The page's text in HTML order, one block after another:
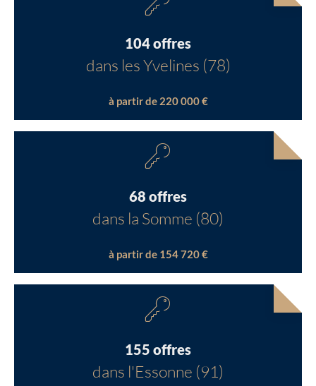
104 offres
dans les Yvelines (78)
à partir de 220 000 €
68 offres
dans la Somme (80)
à partir de 154 720 €
155 offres
dans l'Essonne (91)